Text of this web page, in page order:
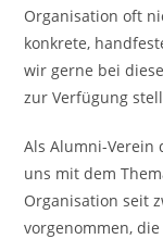
Organisation oft
konkrete,
wir gerne bei
zur Verfügung
Als Alumni-
uns mit dem
Organisation seit
vorgenommen,